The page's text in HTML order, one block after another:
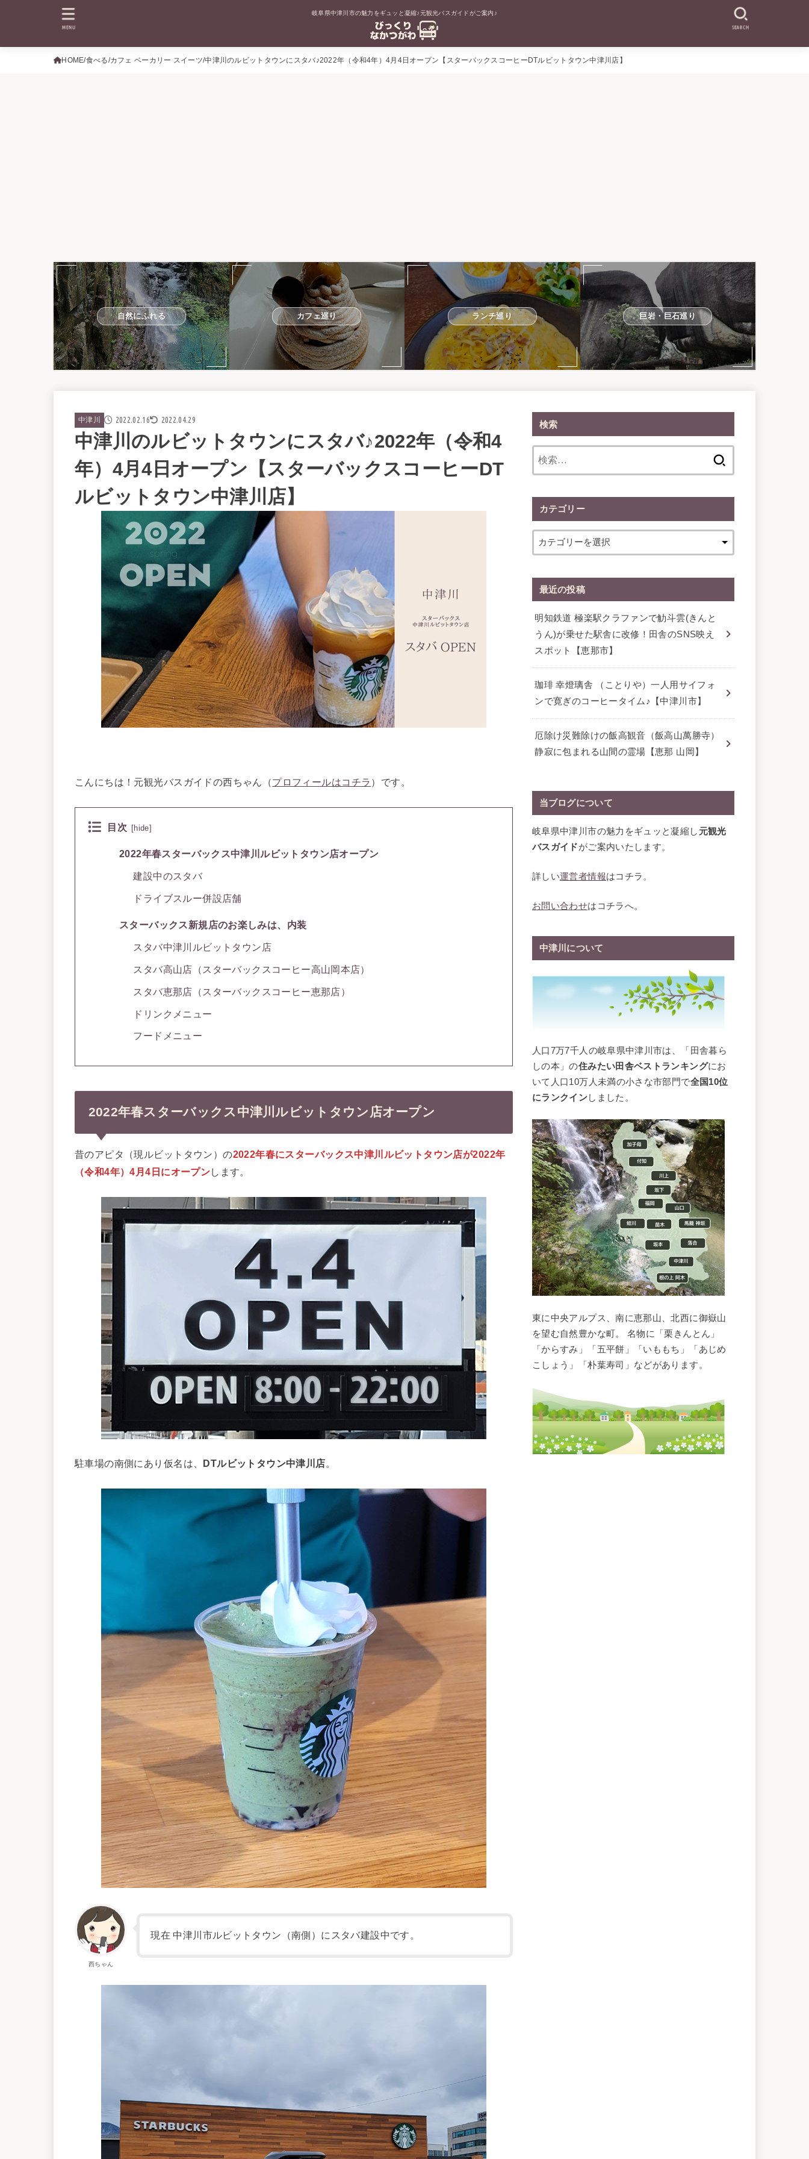
岐阜県中津川市の魅力をギュッと凝縮♪元観光バスガイドがご案内♪
SEARCH
MENU
HOME 食べる カフェ ベーカリー スイーツ 中津川のルビットタウンにスタバ♪2022年（令和4年）4月4日オープン【スターバックスコーヒーDTルビットタウン中津川店】
自然にふれる カフェ巡り ランチ巡り 巨岩・巨石巡り
中津川 2022.02.16 2022.04.29
中津川のルビットタウンにスタバ♪2022年（令和4
年）4月4日オープン【スターバックスコーヒーDT
ルビットタウン中津川店】
こんにちは！元観光バスガイドの西ちゃん（プロフィールはコチラ ）です。
目次 [hide]
2022年春スターバックス中津川ルビットタウン店オープン
建設中のスタバ
ドライブスルー併設店舗
スターバックス新規店のお楽しみは、内装
スタバ中津川ルビットタウン店
スタバ高山店（スターバックスコーヒー高山岡本店）
スタバ恵那店（スターバックスコーヒー恵那店）
ドリンクメニュー
フードメニュー
2022年春スターバックス中津川ルビットタウン店オープン
昔のアピタ（現ルビットタウン）の2022年春にスターバックス中津川ルビットタウン店が2022年
（令和4年）4月4日にオープンします。
駐車場の南側にあり仮名は、 DTルビットタウン中津川店。
西ちゃん
現在 中津川市ルビットタウン（南側）にスタバ建設中です。
検索
カテゴリー
最近の投稿
明知鉄道 極楽駅クラファンで觔斗雲(きんと
うん)が乗せた駅舎に改修！田舎のSNS映え
スポット【恵那市】
珈琲 幸燈璃舎 （ことりや）一人用サイフォ
ンで寛ぎのコーヒータイム♪【中津川市】
厄除け災難除けの飯高観音（飯高山萬勝寺）
静寂に包まれる山間の霊場【恵那 山岡】
当ブログについて
岐阜県中津川市の魅力をギュッと凝縮し 元観光
バスガイドがご案内いたします。
詳しい運営者情報はコチラ。
お問い合わせはコチラへ。
中津川について
人口7万7千人の岐阜県中津川市は、「田舎暮ら
しの本」の住みたい田舎ベストランキングにお
いて人口10万人未満の小さな市部門で全国10位
にランクインしました。
東に中央アルプス、南に恵那山、北西に御嶽山
を望む自然豊かな町。 名物に「栗きんとん」
「からすみ」「五平餅」「いももち」「あじめ
こしょう」「朴葉寿司」などがあります。